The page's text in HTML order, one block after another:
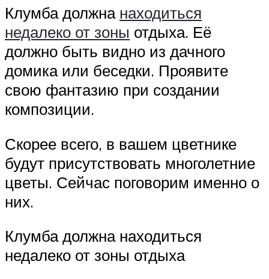
Клумба должна находиться
недалеко от зоны отдыха. Её
должно быть видно из дачного
домика или беседки. Проявите
свою фантазию при создании
композиции.
Скорее всего, в вашем цветнике
будут присутствовать многолетние
цветы. Сейчас поговорим именно о
них.
Клумба должна находиться
недалеко от зоны отдыха